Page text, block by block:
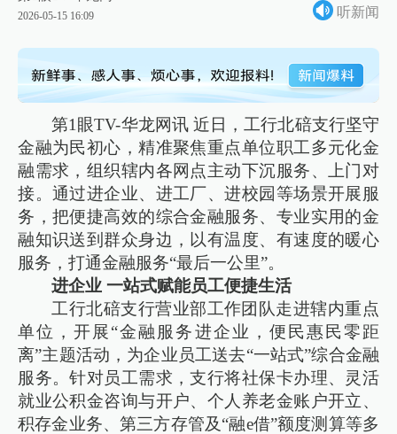
2026-05-15 16:09 听新闻
第1眼TV-华龙网讯 近日，工行北碚支行坚守
金融为民初心，精准聚焦重点单位职工多元化金
融需求，组织辖内各网点主动下沉服务、上门对
接。通过进企业、进工厂、进校园等场景开展服
务，把便捷高效的综合金融服务、专业实用的金
融知识送到群众身边，以有温度、有速度的暖心
服务，打通金融服务“最后一公里”。
进企业 一站式赋能员工便捷生活
工行北碚支行营业部工作团队走进辖内重点
单位，开展“金融服务进企业，便民惠民零距
离”主题活动，为企业员工送去“一站式”综合金融
服务。针对员工需求，支行将社保卡办理、灵活
就业公积金咨询与开户、个人养老金账户开立、
积存金业务、第三方存管及“融e借”额度测算等多